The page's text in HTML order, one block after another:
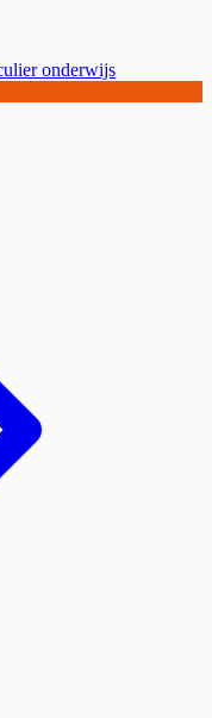
onderwijs